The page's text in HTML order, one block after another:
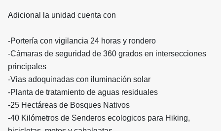
Adicional la unidad cuenta con
-Portería con vigilancia 24 horas y rondero
-Cámaras de seguridad de 360 grados en intersecciones
principales
-Vias adoquinadas con iluminación solar
-Planta de tratamiento de aguas residuales
-25 Hectáreas de Bosques Nativos
-40 Kilómetros de Senderos ecologicos para Hiking,